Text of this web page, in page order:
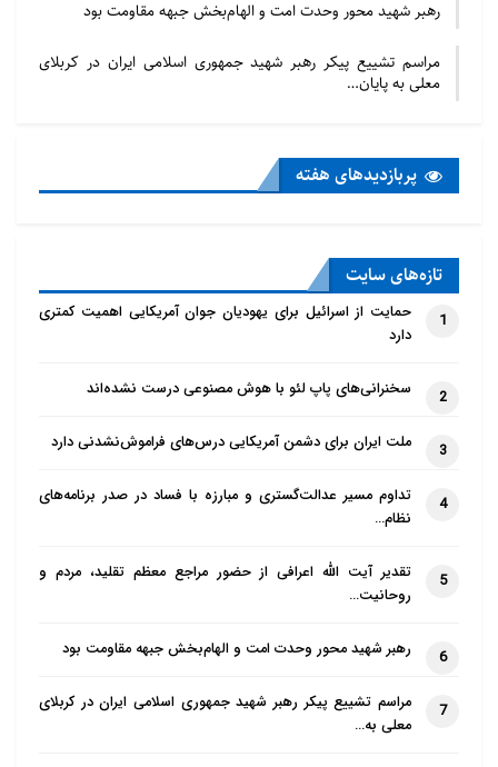
رهبر شهید محور وحدت امت و الهام‌بخش جبهه مقاومت بود
مراسم تشییع پیکر رهبر شهید جمهوری اسلامی ایران در کربلای
معلی به پایان…
پربازدید‌های هفته
تازه‌‌های سایت
1
حمایت از اسرائیل برای یهودیان جوان آمریکایی اهمیت کمتری
دارد
2 سخنرانی‌های پاپ لئو با هوش مصنوعی درست نشده‌اند
3 ملت ایران برای دشمن آمریکایی درس‌های فراموش‌نشدنی دارد
4
تداوم مسیر عدالت‌گستری و مبارزه با فساد در صدر برنامه‌های
نظام…
5
تقدیر آیت الله اعرافی از حضور مراجع معظم تقلید، مردم و
روحانیت…
6 رهبر شهید محور وحدت امت و الهام‌بخش جبهه مقاومت بود
7
مراسم تشییع پیکر رهبر شهید جمهوری اسلامی ایران در کربلای
معلی به…